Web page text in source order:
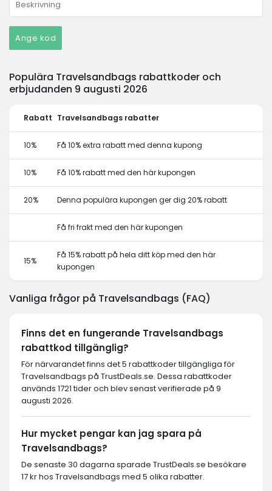
Ange kod
Populära Travelsandbags rabattkoder och
erbjudanden 9 augusti 2026
Rabatt Travelsandbags rabatter
10% Få 10% extra rabatt med denna kupong
10% Få 10% rabatt med den här kupongen
20% Denna populära kupongen ger dig 20% rabatt
Få fri frakt med den här kupongen
15%
Få 15% rabatt på hela ditt köp med den här
kupongen
Vanliga frågor på Travelsandbags (FAQ)
Finns det en fungerande Travelsandbags
rabattkod tillgänglig?
För närvarandet finns det 5 rabattkoder tillgängliga för
Travelsandbags på TrustDeals.se. Dessa rabattkoder
används 1721 tider och blev senast verifierade på 9
augusti 2026.
Hur mycket pengar kan jag spara på
Travelsandbags?
De senaste 30 dagarna sparade TrustDeals.se besökare
17 kr hos Travelsandbags med 5 olika rabatter.